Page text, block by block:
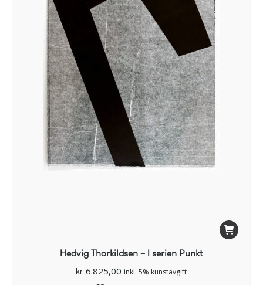
Hedvig Thorkildsen – I serien Punkt
kr 6.825,00 inkl. 5% kunstavgift